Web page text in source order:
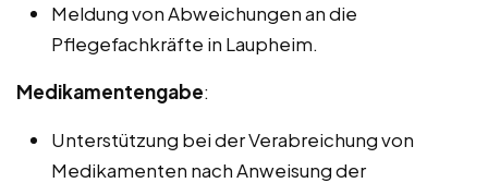
Meldung von Abweichungen an die
Pflegefachkräfte in Laupheim.
Medikamentengabe:
Unterstützung bei der Verabreichung von
Medikamenten nach Anweisung der